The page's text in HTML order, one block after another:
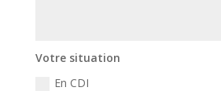
Votre situation
En CDI